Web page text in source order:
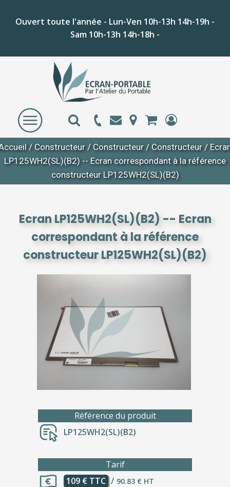
Ouvert toute l'année - Lun-Ven 10h-13h 14h-19h -
Sam 10h-13h 14h-18h -
/ Constructeur / Constructeur / Constructeur /
LP125WH2(SL)(B2) -- Ecran correspondant à la référence
constructeur LP125WH2(SL)(B2)
Ecran LP125WH2(SL)(B2) -- Ecran
correspondant à la référence
constructeur LP125WH2(SL)(B2)
Référence du produit
LP125WH2(SL)(B2)
Tarif
109 € TTC / 90.83 € HT